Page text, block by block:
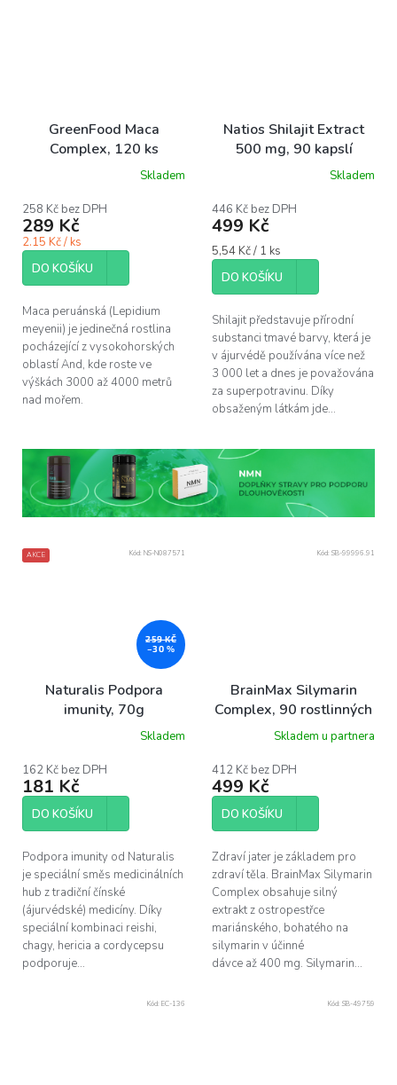
GreenFood Maca
Complex, 120 ks
Skladem
258 Kč bez DPH
289 Kč
2.15 Kč / ks
DO KOŠÍKU
Maca peruánská (Lepidium
meyenii) je jedinečná rostlina
pocházející z vysokohorských
oblastí And, kde roste ve
výškách 3000 až 4000 metrů
nad mořem.
Natios Shilajit Extract
500 mg, 90 kapslí
Skladem
446 Kč bez DPH
499 Kč
Měrná
cena:
5,54 Kč / 1 ks
DO KOŠÍKU
Shilajit představuje přírodní
substanci tmavé barvy, která je
v ájurvédě používána více než
3 000 let a dnes je považována
za superpotravinu. Díky
obsaženým látkám jde...
AKCE
259 KČ
–30 %
Naturalis Podpora
imunity, 70g
Skladem
162 Kč bez DPH
181 Kč
DO KOŠÍKU
Podpora imunity od Naturalis
je speciální směs medicinálních
hub z tradiční čínské
(ájurvédské) medicíny. Díky
speciální kombinaci reishi,
chagy, hericia a cordycepsu
podporuje...
Kód: NS-N087571
BrainMax Silymarin
Complex, 90 rostlinných
kapslí
Skladem u partnera
412 Kč bez DPH
499 Kč
DO KOŠÍKU
Zdraví jater je základem pro
zdraví těla. BrainMax Silymarin
Complex obsahuje silný
extrakt z ostropestřce
mariánského, bohatého na
silymarin v účinné
dávce až 400 mg. Silymarin...
Kód: SB-99996.91
Kód: EC-136 Kód: SB-49759